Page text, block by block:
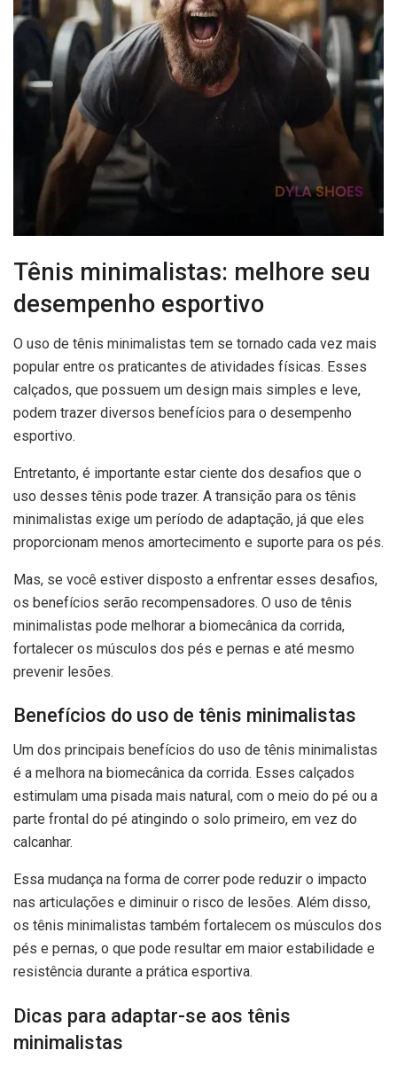
Tênis minimalistas: melhore seu
desempenho esportivo
O uso de tênis minimalistas tem se tornado cada vez mais
popular entre os praticantes de atividades físicas. Esses
calçados, que possuem um design mais simples e leve,
podem trazer diversos benefícios para o desempenho
esportivo.
Entretanto, é importante estar ciente dos desafios que o
uso desses tênis pode trazer. A transição para os tênis
minimalistas exige um período de adaptação, já que eles
proporcionam menos amortecimento e suporte para os pés.
Mas, se você estiver disposto a enfrentar esses desafios,
os benefícios serão recompensadores. O uso de tênis
minimalistas pode melhorar a biomecânica da corrida,
fortalecer os músculos dos pés e pernas e até mesmo
prevenir lesões.
Benefícios do uso de tênis minimalistas
Um dos principais benefícios do uso de tênis minimalistas
é a melhora na biomecânica da corrida. Esses calçados
estimulam uma pisada mais natural, com o meio do pé ou a
parte frontal do pé atingindo o solo primeiro, em vez do
calcanhar.
Essa mudança na forma de correr pode reduzir o impacto
nas articulações e diminuir o risco de lesões. Além disso,
os tênis minimalistas também fortalecem os músculos dos
pés e pernas, o que pode resultar em maior estabilidade e
resistência durante a prática esportiva.
Dicas para adaptar-se aos tênis
minimalistas